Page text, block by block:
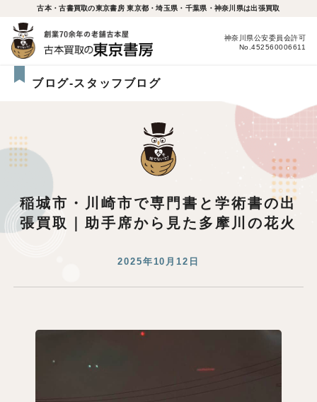
古本・古書買取の東京書房 東京都・埼玉県・千葉県・神奈川県は出張買取
神奈川県公安委員会許可
No.452560006611
ブログ-スタッフブログ
稲城市・川崎市で専門書と学術書の出
張買取｜助手席から見た多摩川の花火
2025年10月12日